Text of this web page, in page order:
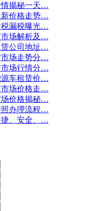
情揭秘一天…
新价格走势…
税漏税曝光…
市场解析及…
赁公司地址…
市场走势分…
市场行情分…
源车租赁价…
市场价格走…
场价格揭秘…
照办理流程…
捷、安全、…